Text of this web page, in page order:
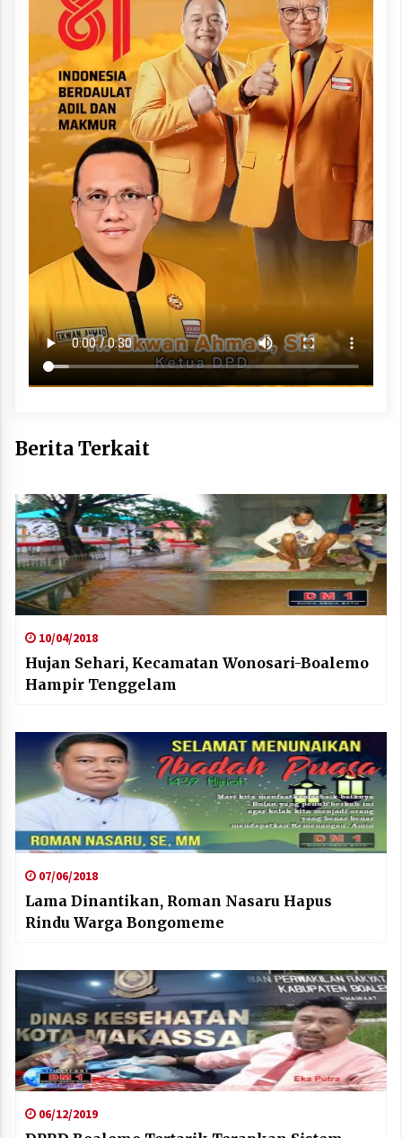
Berita Terkait
10/04/2018
Hujan Sehari, Kecamatan Wonosari-Boalemo
Hampir Tenggelam
07/06/2018
Lama Dinantikan, Roman Nasaru Hapus
Rindu Warga Bongomeme
06/12/2019